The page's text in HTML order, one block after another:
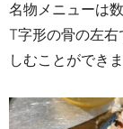
名物メニューは
T字形の骨の左
しむことができま